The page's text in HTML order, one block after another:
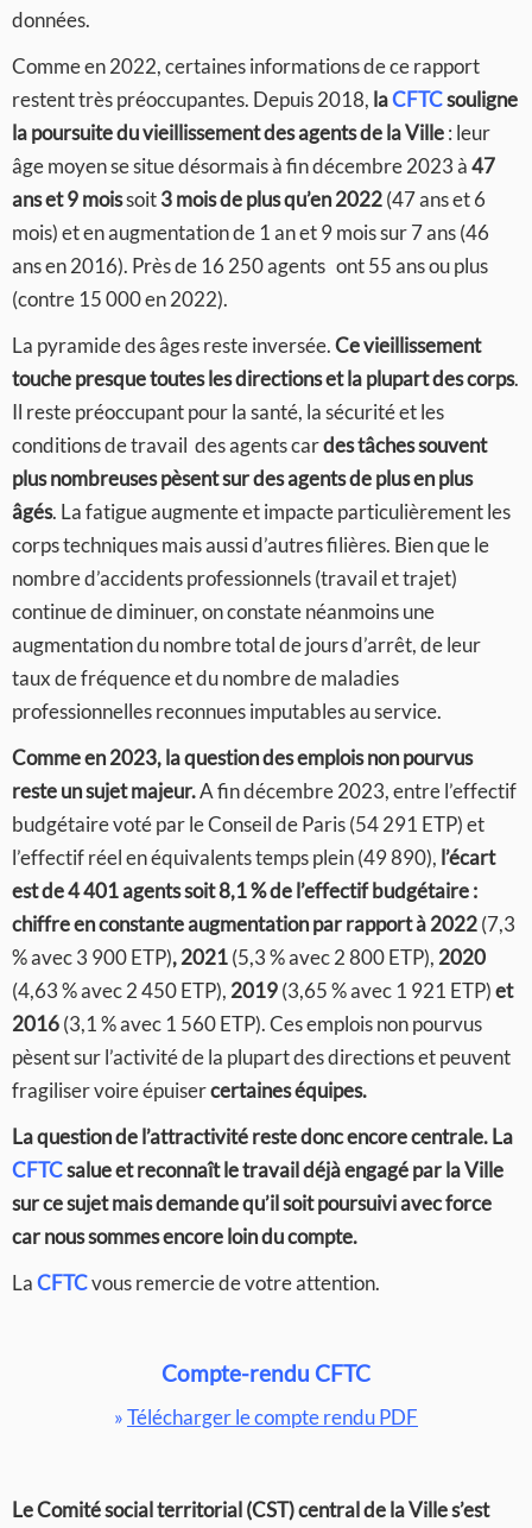
données.
Comme en 2022, certaines informations de ce rapport
restent très préoccupantes. Depuis 2018, laCFTCsouligne
la poursuite du vieillissement des agents de la Ville: leur
âge moyen se situe désormais à fin décembre 2023 à47
ans et 9 moissoit3 mois de plus qu’en 2022(47 ans et 6
mois) et en augmentation de 1 an et 9 mois sur 7 ans (46
ans en 2016). Près de 16 250 agents ont 55 ans ou plus
(contre 15 000 en 2022).
La pyramide des âges reste inversée.Ce vieillissement
touche presque toutes les directions et la plupart des corps.
Il reste préoccupant pour la santé, la sécurité et les
conditions de travail des agents cardes tâches souvent
plus nombreuses pèsent sur des agents de plus en plus
âgés. La fatigue augmente et impacte particulièrement les
corps techniques mais aussi d’autres filières. Bien que le
nombre d’accidents professionnels (travail et trajet)
continue de diminuer, on constate néanmoins une
augmentation du nombre total de jours d’arrêt, de leur
taux de fréquence et du nombre de maladies
professionnelles reconnues imputables au service.
Comme en 2023, la question des emplois non pourvus
reste un sujet majeur.A fin décembre 2023, entre l’effectif
budgétaire voté par le Conseil de Paris (54 291 ETP) et
l’effectif réel en équivalents temps plein (49 890), l’écart
est de 4 401 agents soit 8,1 % de l’effectif budgétaire :
chiffre en constante augmentation par rapport à 2022(7,3
% avec 3 900 ETP), 2021(5,3 % avec 2 800 ETP), 2020
(4,63 % avec 2 450 ETP), 2019(3,65 % avec 1 921 ETP)et
2016(3,1 % avec 1 560 ETP). Ces emplois non pourvus
pèsent sur l’activité de la plupart des directions et peuvent
fragiliser voire épuisercertaines équipes.
La question de l’attractivité reste donc encore centrale. La
CFTCsalue et reconnaît le travail déjà engagé par la Ville
sur ce sujet mais demande qu’il soit poursuivi avec force
car nous sommes encore loin du compte.
LaCFTCvous remercie de votre attention.
Compte-rendu CFTC
»Télécharger le compte rendu PDF
Le Comité social territorial (CST) central de la Ville s’est